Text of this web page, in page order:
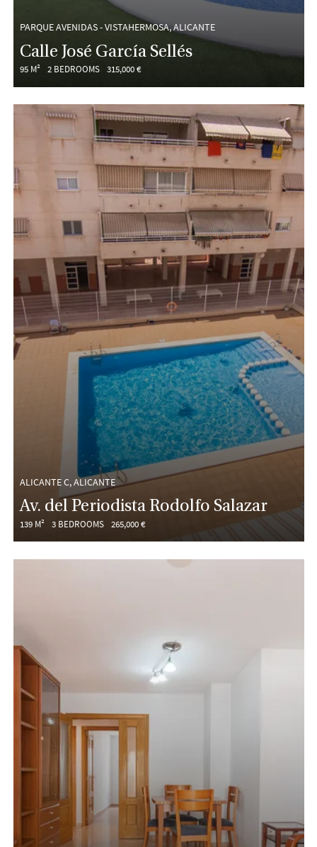
PARQUE AVENIDAS - VISTAHERMOSA, ALICANTE
Calle José García Sellés
95 M² 2 BEDROOMS 315,000 €
ALICANTE C, ALICANTE
Av. del Periodista Rodolfo Salazar
139 M² 3 BEDROOMS 265,000 €